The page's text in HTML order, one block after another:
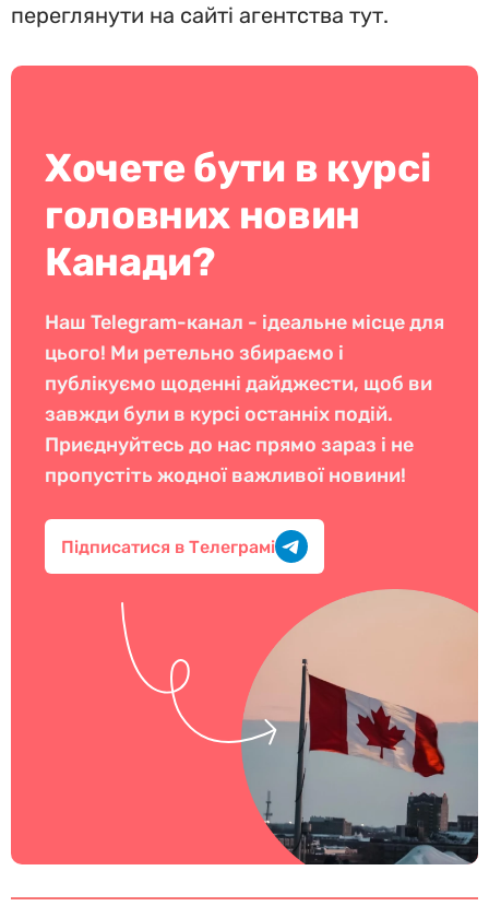
переглянути на сайті агентства тут.
Хочете бути в курсі
головних новин
Канади?
Наш Telegram-канал - ідеальне місце для
цього! Ми ретельно збираємо і
публікуємо щоденні дайджести, щоб ви
завжди були в курсі останніх подій.
Приєднуйтесь до нас прямо зараз і не
пропустіть жодної важливої новини!
Підписатися в Телеграмі